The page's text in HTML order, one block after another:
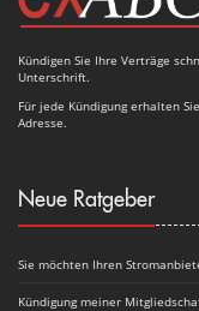
Kündigen Sie Ihre Verträge
Unterschrift.
Für jede Kündigung erhalten
Adresse.
Neue Ratgeber
Sie möchten Ihren
Kündigung meiner